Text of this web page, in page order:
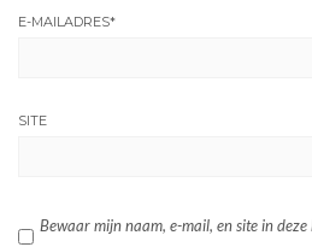
E-MAILADRES*
SITE
Bewaar mijn naam, e-mail, en site in